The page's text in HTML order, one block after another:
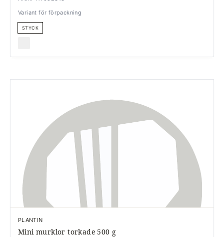
Variant för förpackning
STYCK
PLANTIN
Mini murklor torkade 500 g